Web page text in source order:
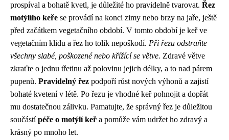
prospíval a bohatě kvetl, je důležité ho pravidelně tvarovat. Řez
motýlího keře se provádí na konci zimy nebo brzy na jaře, ještě
před začátkem vegetačního období. V tomto období je keř ve
vegetačním klidu a řez ho tolik nepoškodí. Při řezu odstraňte
všechny slabé, poškozené nebo křížící se větve. Zdravé větve
zkraťte o jednu třetinu až polovinu jejich délky, a to nad párem
pupenů. Pravidelný řez podpoří růst nových výhonů a zajistí
bohaté kvetení v létě. Po řezu je vhodné keř pohnojit a dopřát
mu dostatečnou zálivku. Pamatujte, že správný řez je důležitou
součástípéče o motýlí keř a pomůže vám udržet ho zdravý a
krásný po mnoho let.